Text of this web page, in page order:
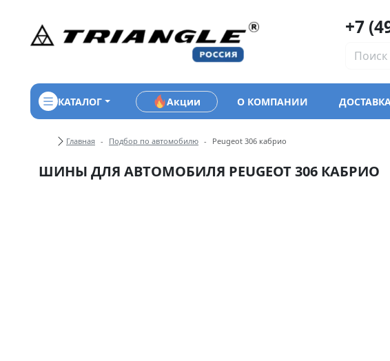
+7
КАТАЛОГ Акции О КОМПАНИИ ДОСТАВКА
Хлебные крошки
Главная Подбор по автомобилю Peugeot 306 кабрио
ШИНЫ ДЛЯ АВТОМОБИЛЯ PEUGEOT 306 КАБРИО